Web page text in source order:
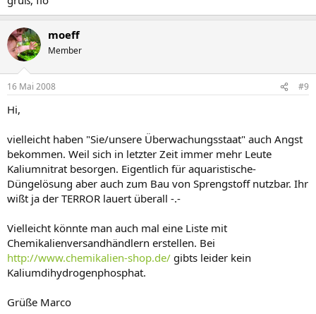
moeff
Member
16 Mai 2008 #9
Hi,
vielleicht haben "Sie/unsere Überwachungsstaat" auch Angst
bekommen. Weil sich in letzter Zeit immer mehr Leute
Kaliumnitrat besorgen. Eigentlich für aquaristische-
Düngelösung aber auch zum Bau von Sprengstoff nutzbar. Ihr
wißt ja der TERROR lauert überall -.-
Vielleicht könnte man auch mal eine Liste mit
Chemikalienversandhändlern erstellen. Bei
http://www.chemikalien-shop.de/ gibts leider kein
Kaliumdihydrogenphosphat.
Grüße Marco